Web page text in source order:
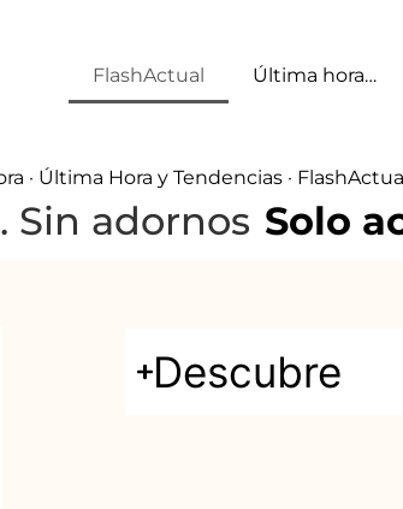
FlashActual Última hora…
· Última Hora y Tendencias ·
Sin adornos Solo
Descubre